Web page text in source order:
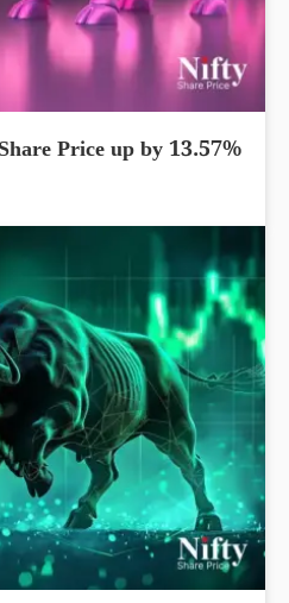
Price up by 13.57%